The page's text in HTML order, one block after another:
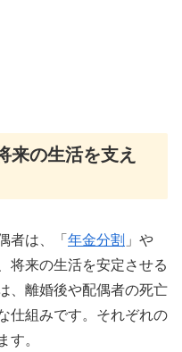
来の生活を支え
者は、「 年金分割 」や
将来の生活を安定させる
、離婚後や配偶者の死亡
仕組みです。それぞれの
す。